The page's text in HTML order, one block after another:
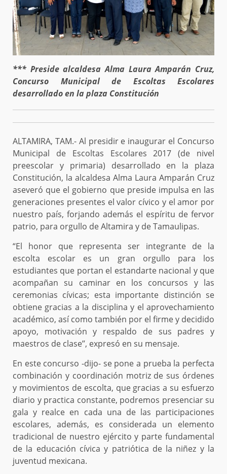
*** Preside alcaldesa Alma Laura Amparán Cruz,
Concurso Municipal de Escoltas Escolares
desarrollado en la plaza Constitución
ALTAMIRA, TAM.- Al presidir e inaugurar el Concurso
Municipal de Escoltas Escolares 2017 (de nivel
preescolar y primaria) desarrollado en la plaza
Constitución, la alcaldesa Alma Laura Amparán Cruz
aseveró que el gobierno que preside impulsa en las
generaciones presentes el valor cívico y el amor por
nuestro país, forjando además el espíritu de fervor
patrio, para orgullo de Altamira y de Tamaulipas.
“El honor que representa ser integrante de la
escolta escolar es un gran orgullo para los
estudiantes que portan el estandarte nacional y que
acompañan su caminar en los concursos y las
ceremonias cívicas; esta importante distinción se
obtiene gracias a la disciplina y el aprovechamiento
académico, así como también por el firme y decidido
apoyo, motivación y respaldo de sus padres y
maestros de clase’’, expresó en su mensaje.
En este concurso -dijo- se pone a prueba la perfecta
combinación y coordinación motriz de sus órdenes
y movimientos de escolta, que gracias a su esfuerzo
diario y practica constante, podremos presenciar su
gala y realce en cada una de las participaciones
escolares, además, es considerada un elemento
tradicional de nuestro ejército y parte fundamental
de la educación cívica y patriótica de la niñez y la
juventud mexicana.